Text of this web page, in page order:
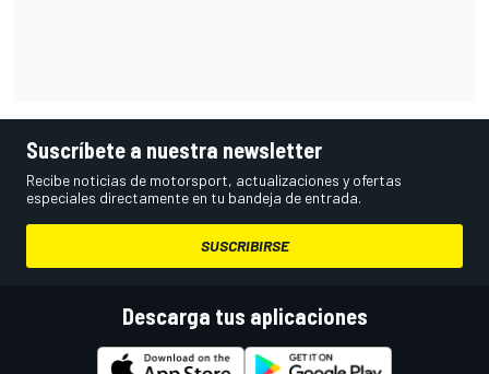
Suscríbete a nuestra newsletter
Recibe noticias de motorsport, actualizaciones y ofertas
especiales directamente en tu bandeja de entrada.
SUSCRIBIRSE
Descarga tus aplicaciones